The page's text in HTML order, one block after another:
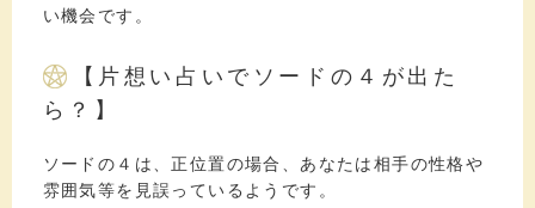
い機会です。
【片想い占いでソードの４が出た
ら？】
ソードの４は、正位置の場合、あなたは相手の性格や
雰囲気等を見誤っているようです。